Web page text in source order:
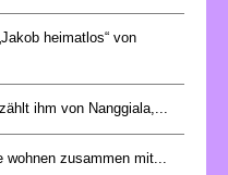
heimatlos“ von
ihm von Nanggiala,...
wohnen zusammen mit...